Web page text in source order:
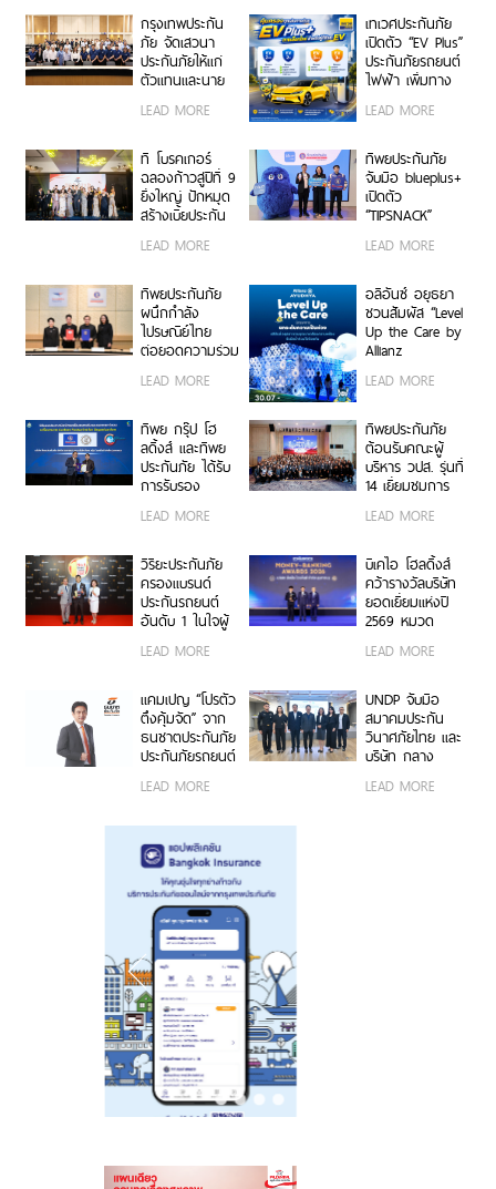
กรุงเทพประกัน
ภัย จัดเสวนา
ประกันภัยให้แก่
ตัวแทนและนาย
วินาศภัย เสริม
ประกันภัยให้
แข็งแกร่งยิ่งขึ้น
LEAD MORE
เทเวศประกันภัย
เปิดตัว “EV Plus”
ประกันภัยรถยนต์
ไฟฟ้า เพิ่มทาง
คุ้มครองสำหรับผู้
LEAD MORE
ที โบรคเกอร์
ฉลองก้าวสู่ปีที่ 9
ยิ่งใหญ่ ปักหมุด
สร้างเบี้ยประกัน
บาท จัดงานมอบ
เชิดชูเกียรติสุด
ยอดนายหน้า
200 ราย “Top
Sales 2026”
LEAD MORE
ทิพยประกันภัย
จับมือ blueplus+
เปิดตัว
“TIPSNACK”
เดือนแบบ
ครั้งแรกของไทย
เพิ่ม-ลด-หยุด
แผนได้ทุกเมื่อ
ไม่มีข้อผูกมัด
LEAD MORE
ทิพยประกันภัย
ผนึกกำลัง
ไปรษณีย์ไทย
ต่อยอดความร่วม
พันธมิตรเชิงกล
บริการประกันภัย
รูปแบบดิจิทัลเพื่อ
ประชาชน
LEAD MORE
อลิอันซ์ อยุธยา
ชวนสัมผัส “Level
Up the Care by
Allianz
นิทรรศการยก
ห่วง ในงาน Hug
HeartYai 2026
LEAD MORE
ทิพย กรุ๊ป โฮ
ลดิ้งส์ และทิพย
ประกันภัย ได้รับ
การรับรอง
คาร์บอนฟุตพริ้
ตอกย้ำความเป็น
ผู้นำธุรกิจประกัน
ภัยที่ขับเคลื่อน
ความยั่งยืนตาม
LEAD MORE
ทิพยประกันภัย
ต้อนรับคณะผู้
บริหาร วปส. รุ่นที่
14 เยี่ยมชมการ
นวัตกรรมองค์กร
LEAD MORE
วิริยะประกันภัย
ครองแบรนด์
ประกันรถยนต์
อันดับ 1 ในใจผู้
บริโภค 3 ปีซ้อน
บนเวที
Brand Thailand
2026”
LEAD MORE
บีเคไอ โฮลดิ้งส์
คว้ารางวัลบริษัท
ยอดเยี่ยมแห่งปี
2569 หมวด
และประกันชีวิต
ซ้อน จากงาน
Money &
Banking Awards
2026 ตอกย้ำ
เติบโตอย่างโดด
LEAD MORE
แคมเปญ “โปรตัว
ตึงคุ้มจัด” จาก
ธนชาตประกันภัย
ประกันภัยรถยนต์
เจาะกลุ่มรถ
ยอดนิยม
LEAD MORE
UNDP จับมือ
สมาคมประกัน
วินาศภัยไทย และ
บริษัท กลาง
ภัยจากรถ จำกัด
LEAD MORE